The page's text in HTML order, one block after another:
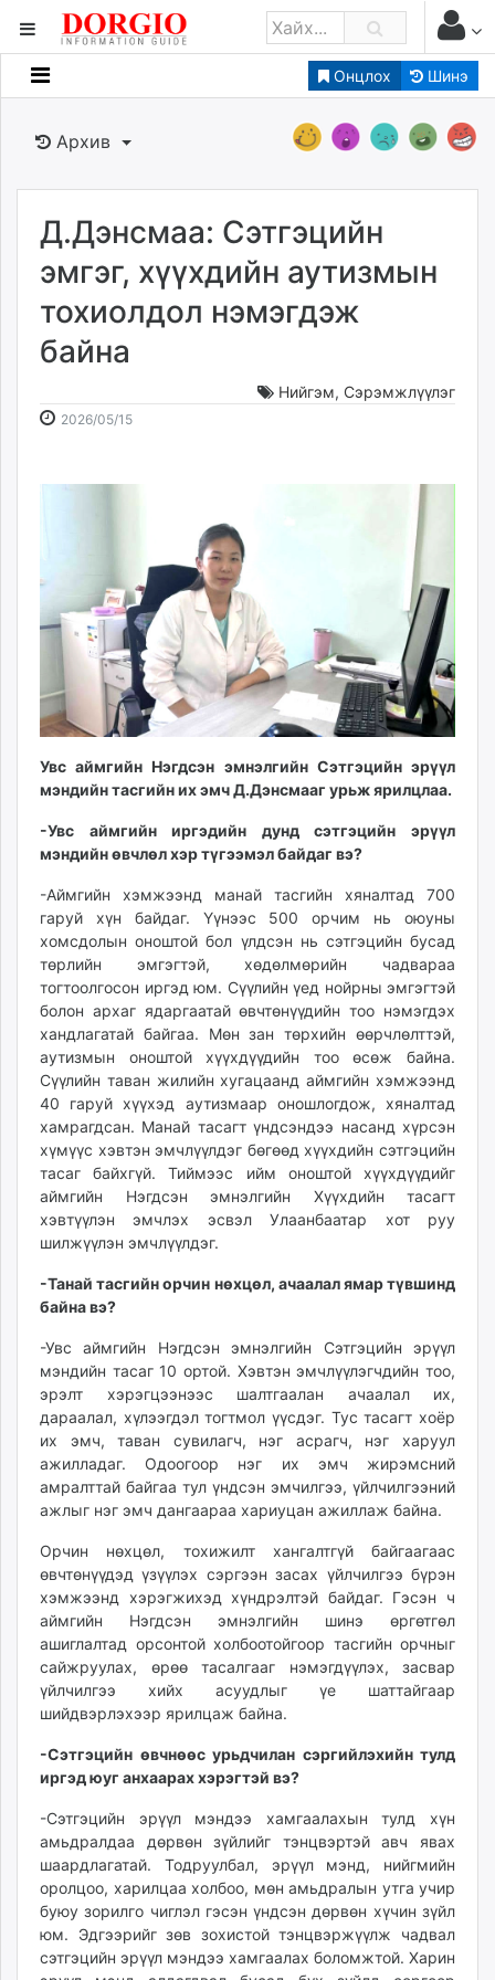
Онцлох Шинэ
Мэдээллийн
Банк санхүү
Бизнес ААН
Төрийн
Нийслэлийн
dorgio.mn
Gogo.mn
news.mn
zindaa.mn
tovch.mn
24tsag.mn
shuud.mn
ergelt.mn
zarig.mn
today.mn
zuv.mn
ugluu.mn
unen.mn
asu.mn
shudarga.mn
shuurhai.mn
unuudur.mn
isee.mn
mglradio.com
fact.mn
itoim.mn
tumen.mn
shuum.mn
times.mn
tvmongolia.mn
mass.mn
unegui.mn
assa.mn
toim.mn
tac.mn
paparazzi.mn
unread.today
Архив
Д.Дэнсмаа: Сэтгэцийн
эмгэг, хүүхдийн аутизмын
тохиолдол нэмэгдэж
байна
Нийгэм, Сэрэмжлүүлэг
2026/05/152026-
2026-
Увс аймгийн Нэгдсэн эмнэлгийн Сэтгэцийн эрүүл
мэндийн тасгийн их эмч Д.Дэнсмааг урьж ярилцлаа.
-Увс аймгийн иргэдийн дунд сэтгэцийн эрүүл
мэндийн өвчлөл хэр түгээмэл байдаг вэ?
-Аймгийн хэмжээнд манай тасгийн хяналтад 700
гаруй хүн байдаг. Үүнээс 500 орчим нь оюуны
хомсдолын оноштой бол үлдсэн нь сэтгэцийн бусад
төрлийн эмгэгтэй, хөдөлмөрийн чадвараа
тогтоолгосон иргэд юм. Сүүлийн үед нойрны эмгэгтэй
болон архаг ядаргаатай өвчтөнүүдийн тоо нэмэгдэх
хандлагатай байгаа. Мөн зан төрхийн өөрчлөлттэй,
аутизмын оноштой хүүхдүүдийн тоо өсөж байна.
Сүүлийн таван жилийн хугацаанд аймгийн хэмжээнд
40 гаруй хүүхэд аутизмаар оношлогдож, хяналтад
хамрагдсан. Манай тасагт үндсэндээ насанд хүрсэн
хүмүүс хэвтэн эмчлүүлдэг бөгөөд хүүхдийн сэтгэцийн
тасаг байхгүй. Тиймээс ийм оноштой хүүхдүүдийг
аймгийн Нэгдсэн эмнэлгийн Хүүхдийн тасагт
хэвтүүлэн эмчлэх эсвэл Улаанбаатар хот руу
шилжүүлэн эмчлүүлдэг.
-Танай тасгийн орчин нөхцөл, ачаалал ямар түвшинд
байна вэ?
-Увс аймгийн Нэгдсэн эмнэлгийн Сэтгэцийн эрүүл
мэндийн тасаг 10 ортой. Хэвтэн эмчлүүлэгчдийн тоо,
эрэлт хэрэгцээнээс шалтгаалан ачаалал их,
дараалал, хүлээгдэл тогтмол үүсдэг. Тус тасагт хоёр
их эмч, таван сувилагч, нэг асрагч, нэг харуул
ажилладаг. Одоогоор нэг их эмч жирэмсний
амралттай байгаа тул үндсэн эмчилгээ, үйлчилгээний
ажлыг нэг эмч дангаараа хариуцан ажиллаж байна.
Орчин нөхцөл, тохижилт хангалтгүй байгаагаас
өвчтөнүүдэд үзүүлэх сэргээн засах үйлчилгээ бүрэн
хэмжээнд хэрэгжихэд хүндрэлтэй байдаг. Гэсэн ч
аймгийн Нэгдсэн эмнэлгийн шинэ өргөтгөл
ашиглалтад орсонтой холбоотойгоор тасгийн орчныг
сайжруулах, өрөө тасалгааг нэмэгдүүлэх, засвар
үйлчилгээ хийх асуудлыг үе шаттайгаар
шийдвэрлэхээр ярилцаж байна.
-Сэтгэцийн өвчнөөс урьдчилан сэргийлэхийн тулд
иргэд юуг анхаарах хэрэгтэй вэ?
-Сэтгэцийн эрүүл мэндээ хамгаалахын тулд хүн
амьдралдаа дөрвөн зүйлийг тэнцвэртэй авч явах
шаардлагатай. Тодруулбал, эрүүл мэнд, нийгмийн
оролцоо, харилцаа холбоо, мөн амьдралын утга учир
буюу зорилго чиглэл гэсэн үндсэн дөрвөн хүчин зүйл
юм. Эдгээрийг зөв зохистой тэнцвэржүүлж чадвал
сэтгэцийн эрүүл мэндээ хамгаалах боломжтой. Харин